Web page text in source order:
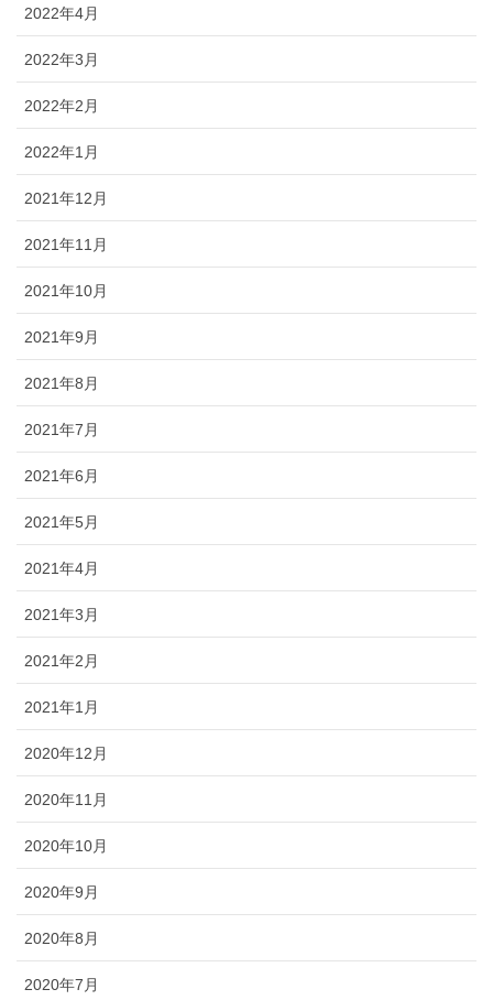
2022年4月
2022年3月
2022年2月
2022年1月
2021年12月
2021年11月
2021年10月
2021年9月
2021年8月
2021年7月
2021年6月
2021年5月
2021年4月
2021年3月
2021年2月
2021年1月
2020年12月
2020年11月
2020年10月
2020年9月
2020年8月
2020年7月